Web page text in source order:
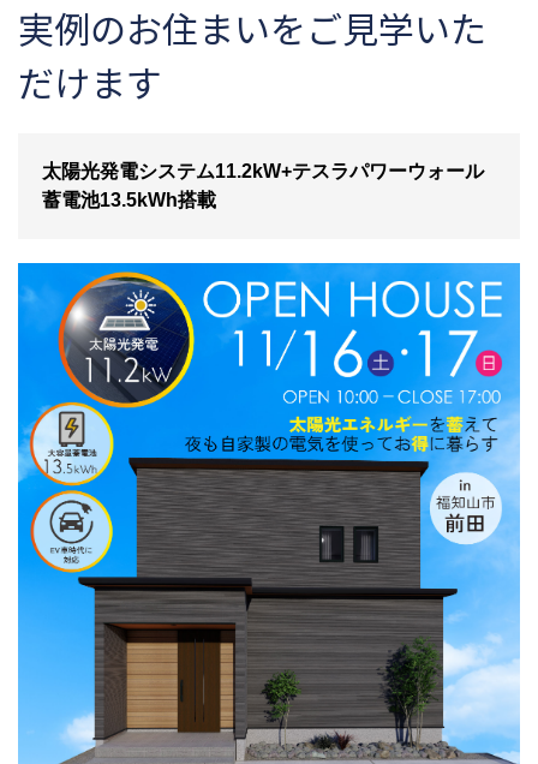
実例のお住まいをご見学いた
だけます
太陽光発電システム11.2kW+テスラパワーウォール
蓄電池13.5kWh搭載